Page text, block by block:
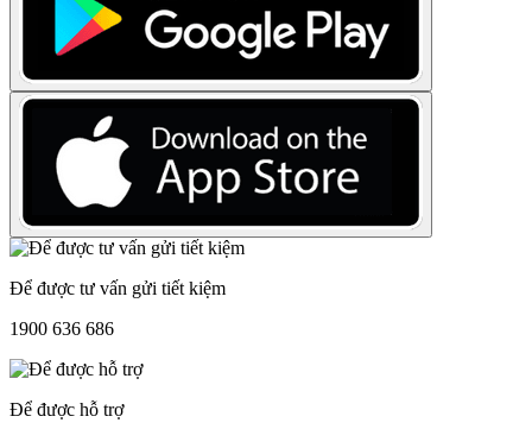
Để được tư vấn gửi tiết kiệm
1900 636 686
Để được hỗ trợ